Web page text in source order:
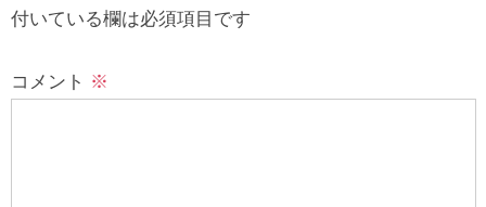
付いている欄は必須項目です
コメント ※